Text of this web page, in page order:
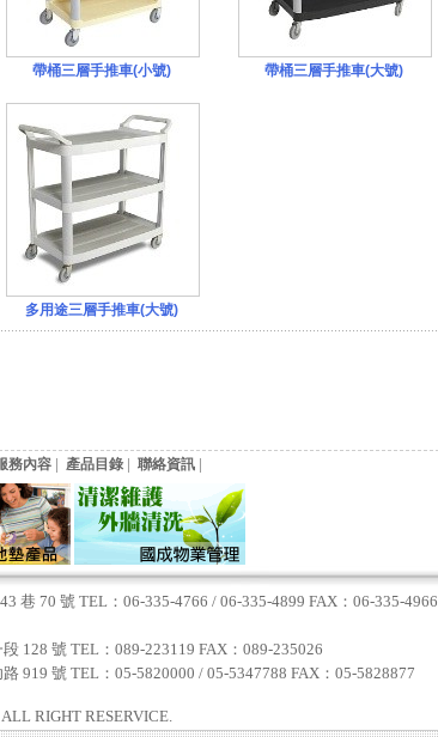
帶桶三層手推車(小號) 帶桶三層手推車(大號)
多用途三層手推車(大號)
務內容 | 產品目錄 | 聯絡資訊 |
巷 70 號 TEL：06-335-4766 / 06-335-4899 FAX：06-335-4966
128 號 TEL：089-223119 FAX：089-235026
919 號 TEL：05-5820000 / 05-5347788 FAX：05-5828877
ALL RIGHT RESERVICE.